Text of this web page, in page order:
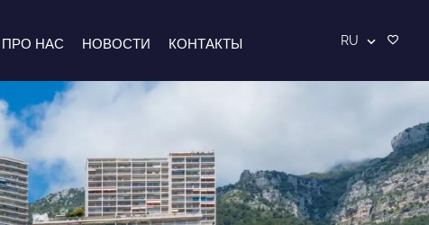
ПРО НАС НОВОСТИ КОНТАКТЫ RU